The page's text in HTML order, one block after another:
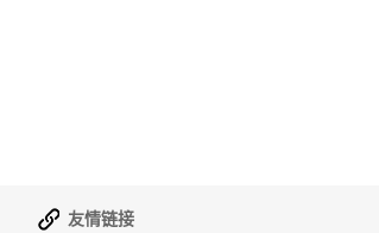
友情链接